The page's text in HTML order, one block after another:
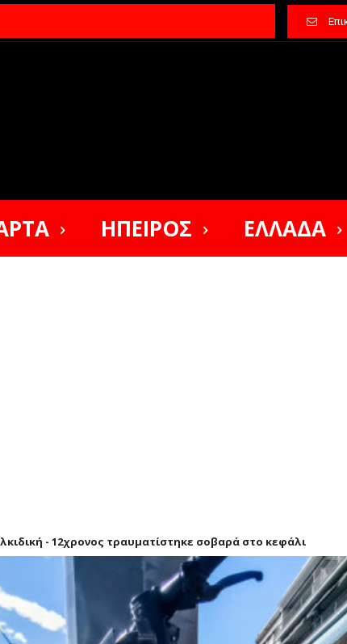
ΗΠΕΙΡΟΣ ΕΛΛΑΔΑ
- 12χρονος τραυματίστηκε σοβαρά στο κεφάλι